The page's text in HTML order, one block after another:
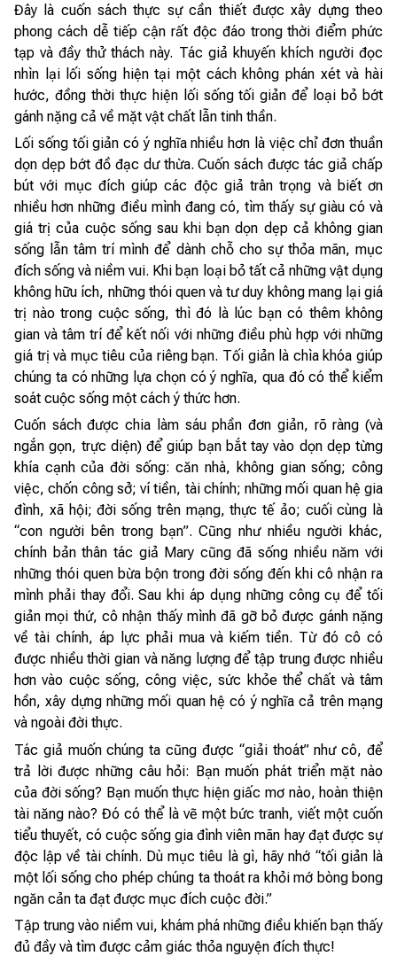
Đây là cuốn sách thực sự cần thiết được xây dựng theo
phong cách dễ tiếp cận rất độc đáo trong thời điểm phức
tạp và đầy thử thách này. Tác giả khuyến khích người đọc
nhìn lại lối sống hiện tại một cách không phán xét và hài
hước, đồng thời thực hiện lối sống tối giản để loại bỏ bớt
gánh nặng cả về mặt vật chất lẫn tinh thần.
Lối sống tối giản có ý nghĩa nhiều hơn là việc chỉ đơn thuần
dọn dẹp bớt đồ đạc dư thừa. Cuốn sách được tác giả chấp
bút với mục đích giúp các độc giả trân trọng và biết ơn
nhiều hơn những điều mình đang có, tìm thấy sự giàu có và
giá trị của cuộc sống sau khi bạn dọn dẹp cả không gian
sống lẫn tâm trí mình để dành chỗ cho sự thỏa mãn, mục
đích sống và niềm vui. Khi bạn loại bỏ tất cả những vật dụng
không hữu ích, những thói quen và tư duy không mang lại giá
trị nào trong cuộc sống, thì đó là lúc bạn có thêm không
gian và tâm trí để kết nối với những điều phù hợp với những
giá trị và mục tiêu của riêng bạn. Tối giản là chìa khóa giúp
chúng ta có những lựa chọn có ý nghĩa, qua đó có thể kiểm
soát cuộc sống một cách ý thức hơn.
Cuốn sách được chia làm sáu phần đơn giản, rõ ràng (và
ngắn gọn, trực diện) để giúp bạn bắt tay vào dọn dẹp từng
khía cạnh của đời sống: căn nhà, không gian sống; công
việc, chốn công sở; ví tiền, tài chính; những mối quan hệ gia
đình, xã hội; đời sống trên mạng, thực tế ảo; cuối cùng là
“con người bên trong bạn”. Cũng như nhiều người khác,
chính bản thân tác giả Mary cũng đã sống nhiều năm với
những thói quen bừa bộn trong đời sống đến khi cô nhận ra
mình phải thay đổi. Sau khi áp dụng những công cụ để tối
giản mọi thứ, cô nhận thấy mình đã gỡ bỏ được gánh nặng
về tài chính, áp lực phải mua và kiếm tiền. Từ đó cô có
được nhiều thời gian và năng lượng để tập trung được nhiều
hơn vào cuộc sống, công việc, sức khỏe thể chất và tâm
hồn, xây dựng những mối quan hệ có ý nghĩa cả trên mạng
và ngoài đời thực.
Tác giả muốn chúng ta cũng được “giải thoát” như cô, để
trả lời được những câu hỏi: Bạn muốn phát triển mặt nào
của đời sống? Bạn muốn thực hiện giấc mơ nào, hoàn thiện
tài năng nào? Đó có thể là vẽ một bức tranh, viết một cuốn
tiểu thuyết, có cuộc sống gia đình viên mãn hay đạt được sự
độc lập về tài chính. Dù mục tiêu là gì, hãy nhớ “tối giản là
một lối sống cho phép chúng ta thoát ra khỏi mớ bòng bong
ngăn cản ta đạt được mục đích cuộc đời.”
Tập trung vào niềm vui, khám phá những điều khiến bạn thấy
đủ đầy và tìm được cảm giác thỏa nguyện đích thực!